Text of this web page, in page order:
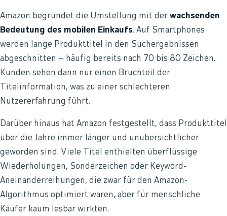
Amazon begründet die Umstellung mit der wachsenden
Bedeutung des mobilen Einkaufs. Auf Smartphones
werden lange Produkttitel in den Suchergebnissen
abgeschnitten – häufig bereits nach 70 bis 80 Zeichen.
Kunden sehen dann nur einen Bruchteil der
Titelinformation, was zu einer schlechteren
Nutzererfahrung führt.
Darüber hinaus hat Amazon festgestellt, dass Produkttitel
über die Jahre immer länger und unübersichtlicher
geworden sind. Viele Titel enthielten überflüssige
Wiederholungen, Sonderzeichen oder Keyword-
Aneinanderreihungen, die zwar für den Amazon-
Algorithmus optimiert waren, aber für menschliche
Käufer kaum lesbar wirkten.